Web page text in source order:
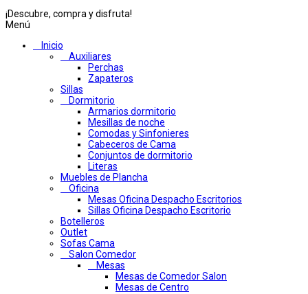
¡Descubre, compra y disfruta!
Menú
Inicio
Auxiliares
Perchas
Zapateros
Sillas
Dormitorio
Armarios dormitorio
Mesillas de noche
Comodas y Sinfonieres
Cabeceros de Cama
Conjuntos de dormitorio
Literas
Muebles de Plancha
Oficina
Mesas Oficina Despacho Escritorios
Sillas Oficina Despacho Escritorio
Botelleros
Outlet
Sofas Cama
Salon Comedor
Mesas
Mesas de Comedor Salon
Mesas de Centro